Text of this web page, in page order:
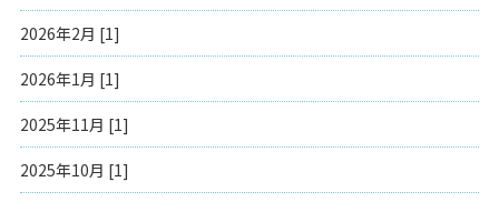
2026年2月 [1]
2026年1月 [1]
2025年11月 [1]
2025年10月 [1]